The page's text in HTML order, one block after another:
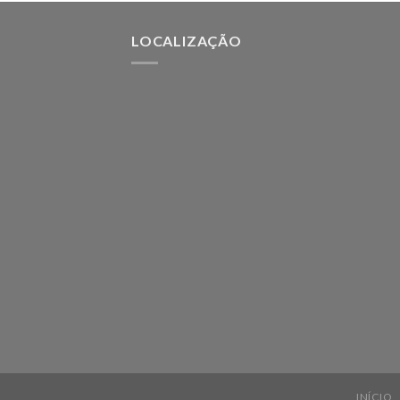
LOCALIZAÇÃO
INÍCIO